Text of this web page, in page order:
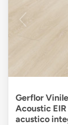
Gerflor
Acoustic
acustico